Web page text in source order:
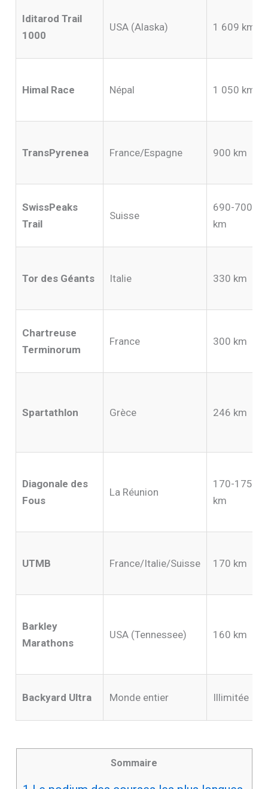
Iditarod Trail
1000
USA (Alaska) 1 609 km
Himal Race Népal 1 050 km
TransPyrenea France/Espagne 900 km
SwissPeaks
Trail
Suisse
690-700
km
Tor des Géants Italie 330 km
Chartreuse
Terminorum
France 300 km
Spartathlon Grèce 246 km
Diagonale des
Fous
La Réunion
170-175
km
UTMB France/Italie/Suisse 170 km
Barkley
Marathons
USA (Tennessee) 160 km
Backyard Ultra Monde entier Illimitée
Sommaire